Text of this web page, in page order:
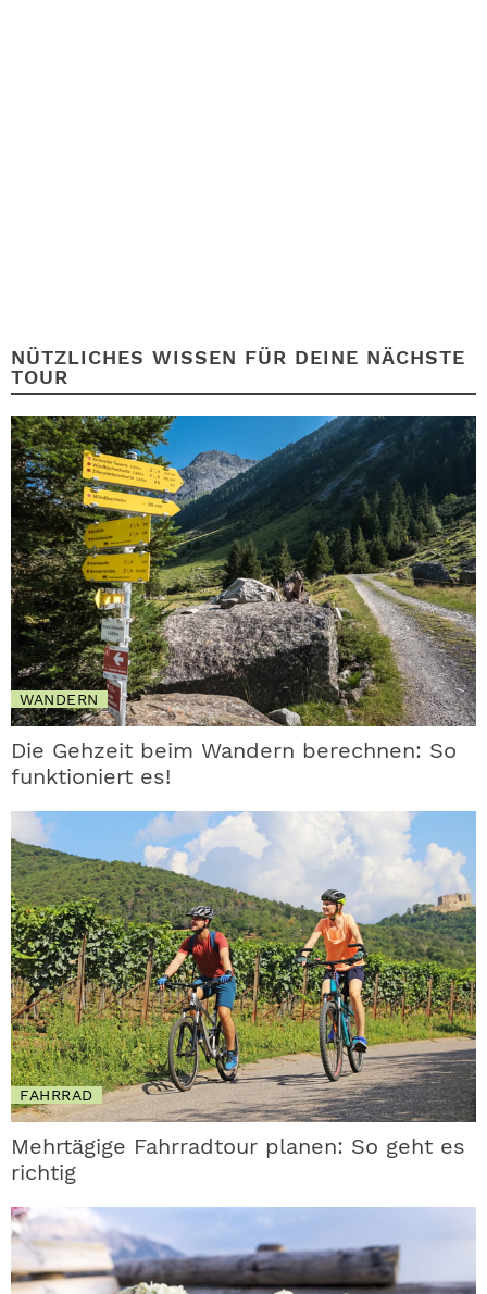
NÜTZLICHES WISSEN FÜR DEINE NÄCHSTE
TOUR
WANDERN
Die Gehzeit beim Wandern berechnen: So
funktioniert es!
FAHRRAD
Mehrtägige Fahrradtour planen: So geht es
richtig